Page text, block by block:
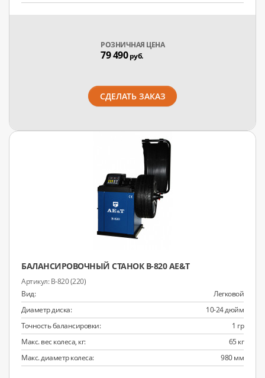
РОЗНИЧНАЯ ЦЕНА
79 490руб.
СДЕЛАТЬ ЗАКАЗ
БАЛАНСИРОВОЧНЫЙ СТАНОК B-820 AE&T
B-820 (220)
Вид:
Легковой
Диаметр диска:
10-24 дюйм
Точность балансировки:
1 гр
Макс. вес колеса, кг:
65 кг
Макс. диаметр колеса:
980 мм